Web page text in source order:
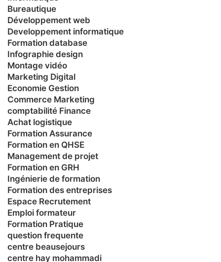
Bureautique
Développement web
Developpement informatique
Formation database
Infographie design
Montage vidéo
Marketing Digital
Economie Gestion
Commerce Marketing
comptabilité Finance
Achat logistique
Formation Assurance
Formation en QHSE
Management de projet
Formation en GRH
Ingénierie de formation
Formation des entreprises
Espace Recrutement
Emploi formateur
Formation Pratique
question frequente
centre beausejours
centre hay mohammadi